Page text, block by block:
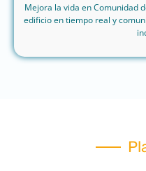
Mejora la vida en Comunidad
edificio en tiempo real y